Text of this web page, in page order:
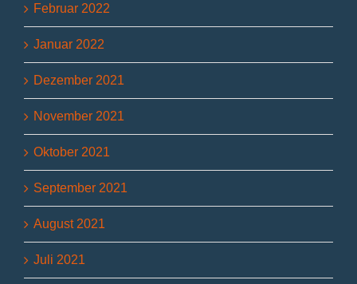
Februar 2022
Januar 2022
Dezember 2021
November 2021
Oktober 2021
September 2021
August 2021
Juli 2021